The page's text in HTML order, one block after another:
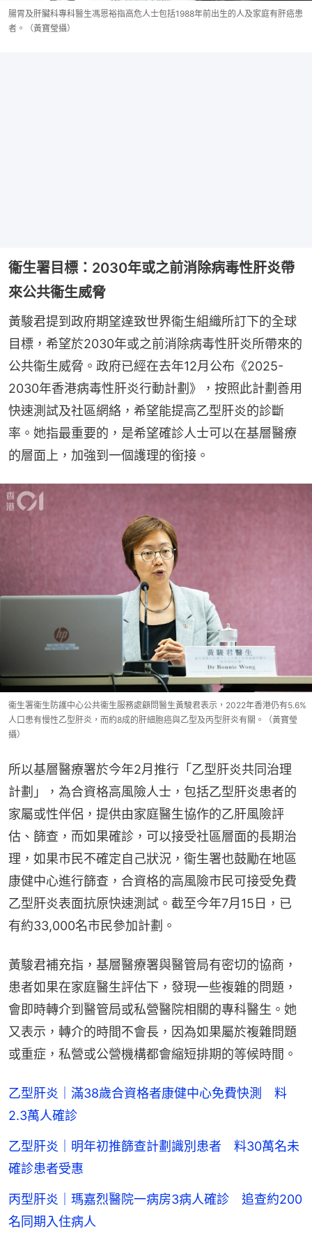
腸胃及肝臟科專科醫生馮恩裕指高危人士包括1988年前出生的人及家庭有肝癌患
者。（黃寶瑩攝）
衞生署目標：2030年或之前消除病毒性肝炎帶
來公共衞生威脅
黃駿君提到政府期望達致世界衞生組織所訂下的全球
目標，希望於2030年或之前消除病毒性肝炎所帶來的
公共衞生威脅。政府已經在去年12月公布《2025-
2030年香港病毒性肝炎行動計劃》，按照此計劃善用
快速測試及社區網絡，希望能提高乙型肝炎的診斷
率。她指最重要的，是希望確診人士可以在基層醫療
的層面上，加強到一個護理的銜接。
衞生署衞生防護中心公共衞生服務處顧問醫生黃駿君表示，2022年香港仍有5.6%
人口患有慢性乙型肝炎，而約8成的肝細胞癌與乙型及丙型肝炎有關。（黃寶瑩
攝）
所以基層醫療署於今年2月推行「乙型肝炎共同治理
計劃」，為合資格高風險人士，包括乙型肝炎患者的
家屬或性伴侶，提供由家庭醫生協作的乙肝風險評
估、篩查，而如果確診，可以接受社區層面的長期治
理，如果市民不確定自己狀況，衞生署也鼓勵在地區
康健中心進行篩查，合資格的高風險市民可接受免費
乙型肝炎表面抗原快速測試。截至今年7月15日，已
有約33,000名市民參加計劃。
黃駿君補充指，基層醫療署與醫管局有密切的協商，
患者如果在家庭醫生評估下，發現一些複雜的問題，
會即時轉介到醫管局或私營醫院相關的專科醫生。她
又表示，轉介的時間不會長，因為如果屬於複雜問題
或重症，私營或公營機構都會縮短排期的等候時間。
乙型肝炎｜滿38歲合資格者康健中心免費快測 料
2.3萬人確診
乙型肝炎｜明年初推篩查計劃識別患者 料30萬名未
確診患者受惠
丙型肝炎｜瑪嘉烈醫院一病房3病人確診 追查約200
名同期入住病人